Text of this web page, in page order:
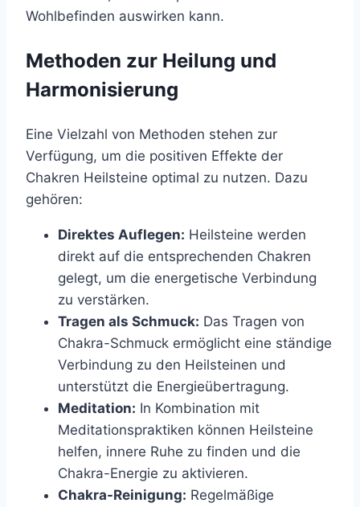
Wohlbefinden auswirken kann.
Methoden zur Heilung und
Harmonisierung
Eine Vielzahl von Methoden stehen zur
Verfügung, um die positiven Effekte der
Chakren Heilsteine optimal zu nutzen. Dazu
gehören:
Direktes Auflegen: Heilsteine werden
direkt auf die entsprechenden Chakren
gelegt, um die energetische Verbindung
zu verstärken.
Tragen als Schmuck: Das Tragen von
Chakra-Schmuck ermöglicht eine ständige
Verbindung zu den Heilsteinen und
unterstützt die Energieübertragung.
Meditation: In Kombination mit
Meditationspraktiken können Heilsteine
helfen, innere Ruhe zu finden und die
Chakra-Energie zu aktivieren.
Chakra-Reinigung: Regelmäßige